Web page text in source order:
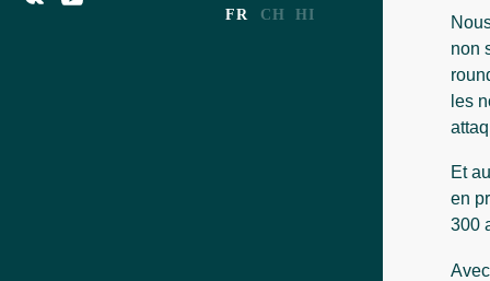
FR
CH HI
non
les
Et
en
300